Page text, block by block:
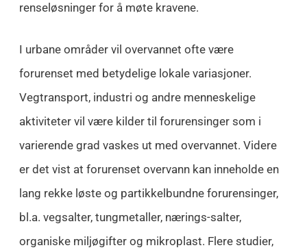
renseløsninger for å møte kravene.
I urbane områder vil overvannet ofte være
forurenset med betydelige lokale variasjoner.
Vegtransport, industri og andre menneskelige
aktiviteter vil være kilder til forurensinger som i
varierende grad vaskes ut med overvannet. Videre
er det vist at forurenset overvann kan inneholde en
lang rekke løste og partikkelbundne forurensinger,
bl.a. vegsalter, tungmetaller, nærings-salter,
organiske miljøgifter og mikroplast. Flere studier,